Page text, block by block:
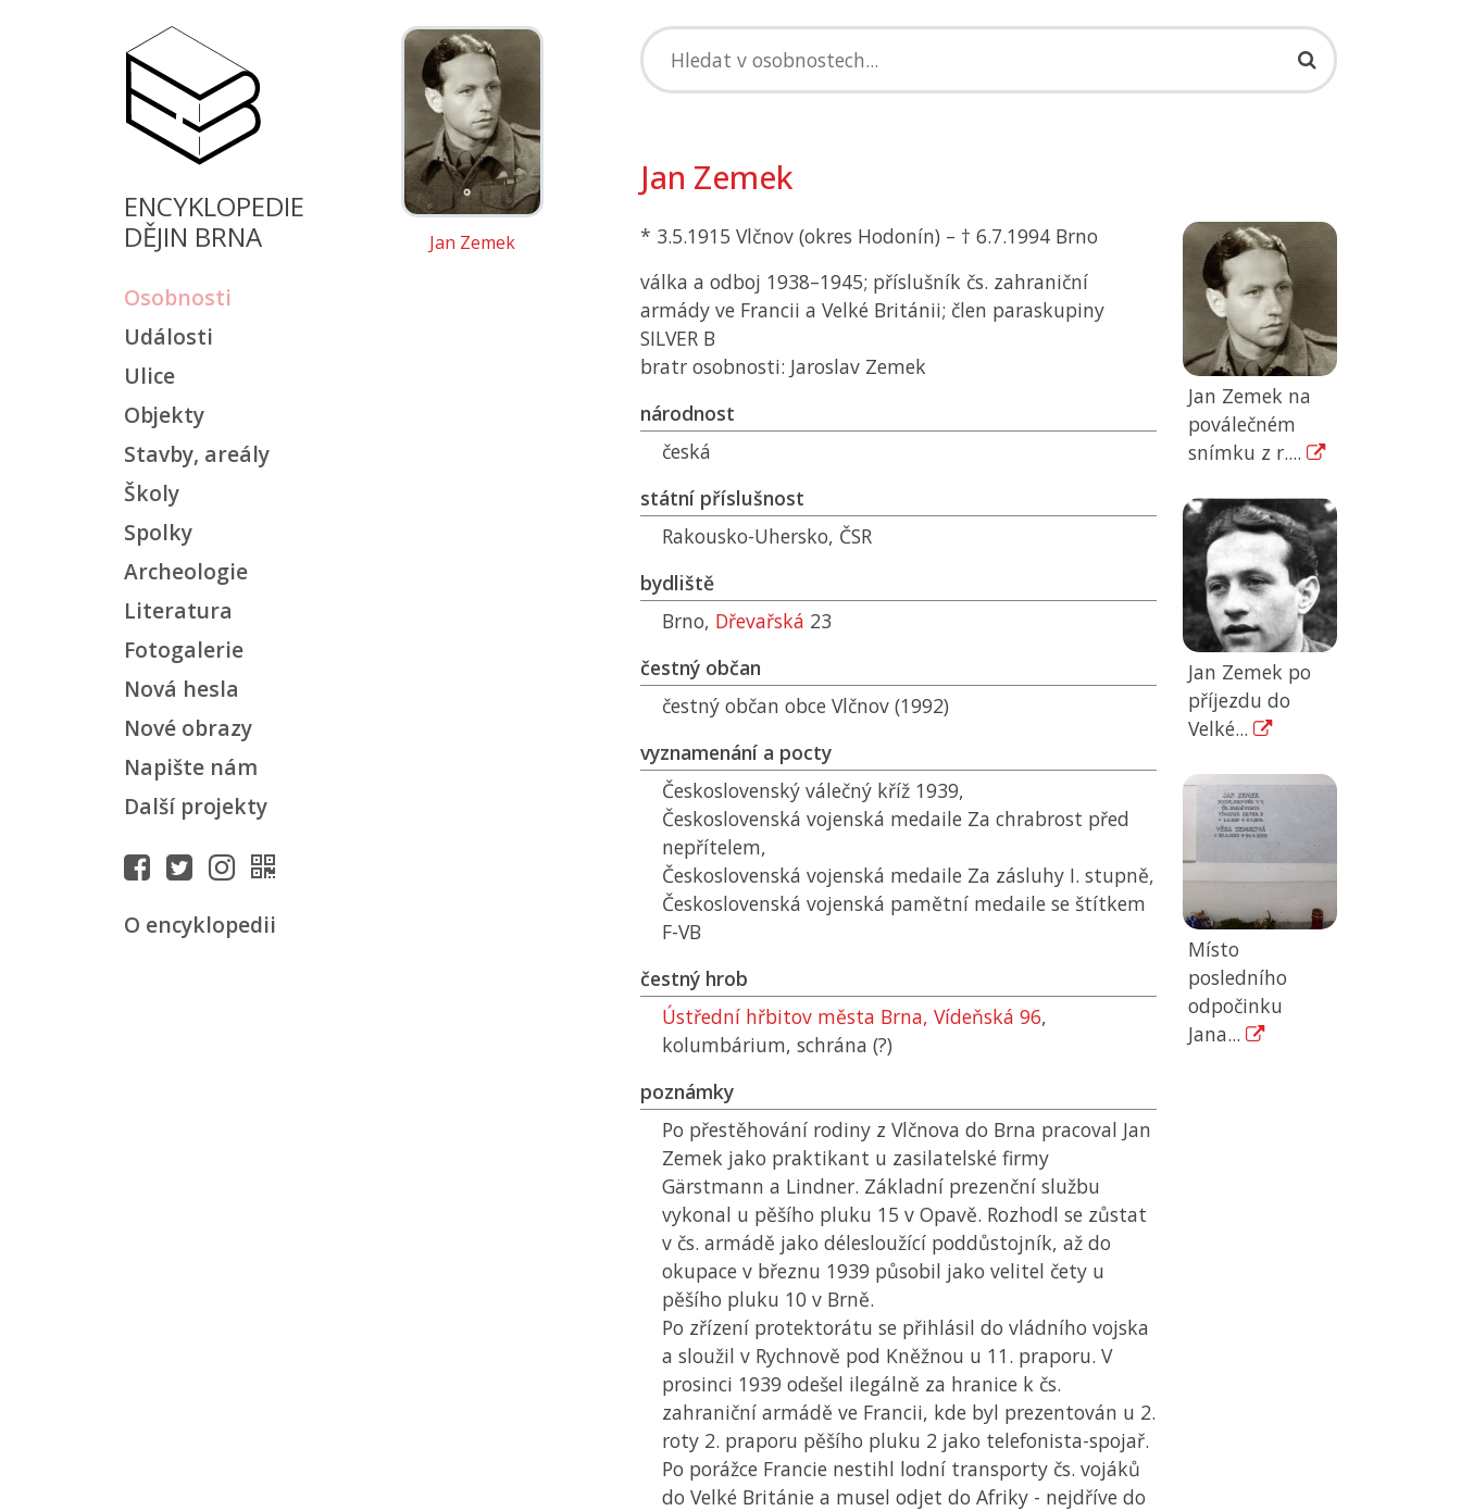
ENCYKLOPEDIE
DĚJIN BRNA
Osobnosti
Události
Ulice
Objekty
Stavby, areály
Školy
Spolky
Archeologie
Literatura
Fotogalerie
Nová hesla
Nové obrazy
Napište nám
Další projekty
O encyklopedii
Jan Zemek
Jan Zemek
* 3.5.1915 Vlčnov (okres Hodonín) – † 6.7.1994 Brno
válka a odboj 1938–1945; příslušník čs. zahraniční
armády ve Francii a Velké Británii; člen paraskupiny
SILVER B
bratr osobnosti: Jaroslav Zemek
národnost
česká
státní příslušnost
Rakousko-Uhersko, ČSR
bydliště
Brno, Dřevařská 23
čestný občan
čestný občan obce Vlčnov (1992)
vyznamenání a pocty
Československý válečný kříž 1939,
Československá vojenská medaile Za chrabrost před
nepřítelem,
Československá vojenská medaile Za zásluhy I. stupně,
Československá vojenská pamětní medaile se štítkem
F-VB
čestný hrob
Ústřední hřbitov města Brna, Vídeňská 96,
kolumbárium, schrána (?)
poznámky
Po přestěhování rodiny z Vlčnova do Brna pracoval Jan
Zemek jako praktikant u zasilatelské firmy
Gärstmann a Lindner. Základní prezenční službu
vykonal u pěšího pluku 15 v Opavě. Rozhodl se zůstat
v čs. armádě jako délesloužící poddůstojník, až do
okupace v březnu 1939 působil jako velitel čety u
pěšího pluku 10 v Brně.
Po zřízení protektorátu se přihlásil do vládního vojska
a sloužil v Rychnově pod Kněžnou u 11. praporu. V
prosinci 1939 odešel ilegálně za hranice k čs.
zahraniční armádě ve Francii, kde byl prezentován u 2.
roty 2. praporu pěšího pluku 2 jako telefonista-spojař.
Po porážce Francie nestihl lodní transporty čs. vojáků
do Velké Británie a musel odjet do Afriky - nejdříve do
Jan Zemek na
poválečném
snímku z r....
Jan Zemek po
příjezdu do
Velké...
Místo
posledního
odpočinku
Jana...